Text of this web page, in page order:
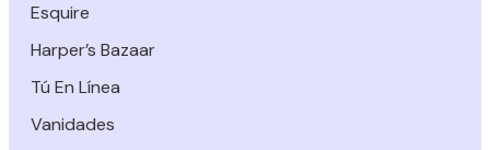
Esquire
Harper’s Bazaar
Tú En Línea
Vanidades